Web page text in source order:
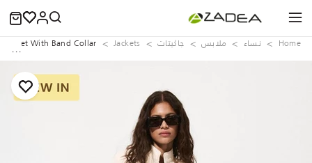
Home نساء ملابس جاكيتات Jackets
Jacket With Band Collar